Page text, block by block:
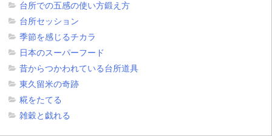
台所での五感の使い方鍛え方
台所セッション
季節を感じるチカラ
日本のスーパーフード
昔からつかわれている台所道具
東久留米の奇跡
糀をたてる
雑穀と戯れる